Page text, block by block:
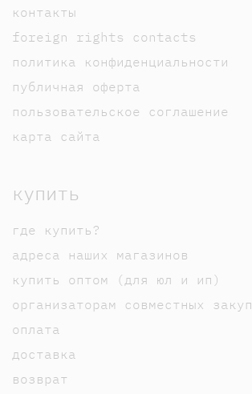
контакты
foreign rights contacts
политика конфиденциальности
публичная оферта
пользовательское соглашение
карта сайта
купить
где купить?
адреса наших магазинов
купить оптом (для юл и ип)
организаторам совместных
оплата
доставка
возврат